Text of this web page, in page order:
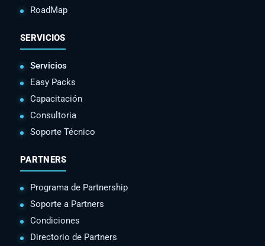
RoadMap
SERVICIOS
Servicios
Easy Packs
Capacitación
Consultoria
Soporte Técnico
PARTNERS
Programa de Partnership
Soporte a Partners
Condiciones
Directorio de Partners